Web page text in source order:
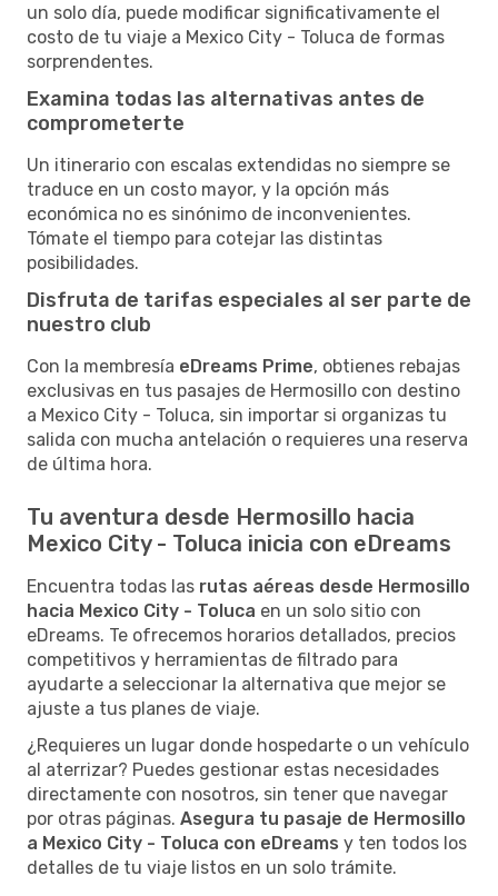
un solo día, puede modificar significativamente el
costo de tu viaje a Mexico City - Toluca de formas
sorprendentes.
Examina todas las alternativas antes de
comprometerte
Un itinerario con escalas extendidas no siempre se
traduce en un costo mayor, y la opción más
económica no es sinónimo de inconvenientes.
Tómate el tiempo para cotejar las distintas
posibilidades.
Disfruta de tarifas especiales al ser parte de
nuestro club
Con la membresía eDreams Prime, obtienes rebajas
exclusivas en tus pasajes de Hermosillo con destino
a Mexico City - Toluca, sin importar si organizas tu
salida con mucha antelación o requieres una reserva
de última hora.
Tu aventura desde Hermosillo hacia
Mexico City - Toluca inicia con eDreams
Encuentra todas las rutas aéreas desde Hermosillo
hacia Mexico City - Toluca en un solo sitio con
eDreams. Te ofrecemos horarios detallados, precios
competitivos y herramientas de filtrado para
ayudarte a seleccionar la alternativa que mejor se
ajuste a tus planes de viaje.
¿Requieres un lugar donde hospedarte o un vehículo
al aterrizar? Puedes gestionar estas necesidades
directamente con nosotros, sin tener que navegar
por otras páginas. Asegura tu pasaje de Hermosillo
a Mexico City - Toluca con eDreams y ten todos los
detalles de tu viaje listos en un solo trámite.